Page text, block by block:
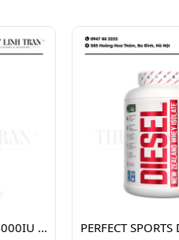
PROWISE Vitamin D3 4000IU + K2 180v/Vitamin chắc khỏe xương D3K2